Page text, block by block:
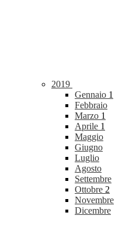
2019
Gennaio 1
Febbraio
Marzo 1
Aprile 1
Maggio
Giugno
Luglio
Agosto
Settembre
Ottobre 2
Novembre
Dicembre